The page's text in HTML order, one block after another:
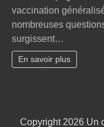
vaccination
nombreuses
surgissent…
En savoir plus
Copyright 2026 Un